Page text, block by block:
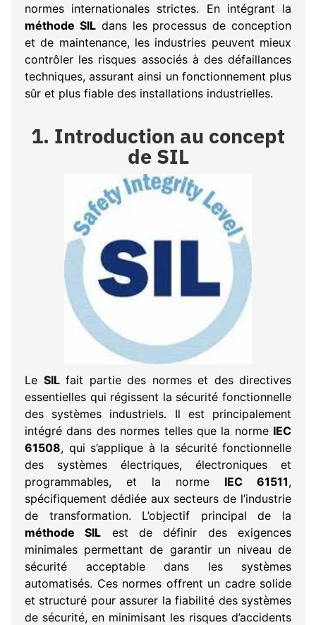
normes internationales strictes. En intégrant la
méthode SILdans les processus de conception
et de maintenance, les industries peuvent mieux
contrôler les risques associés à des défaillances
techniques, assurant ainsi un fonctionnement plus
sûr et plus fiable des installations industrielles.
1. Introduction au concept
de SIL
Le SILfait partie des normes et des directives
essentielles qui régissent la sécurité fonctionnelle
des systèmes industriels. Il est principalement
intégré dans des normes telles que la norme IEC
61508, qui s’applique à la sécurité fonctionnelle
des systèmes électriques, électroniques et
programmables, et la norme IEC 61511,
spécifiquement dédiée aux secteurs de l’industrie
de transformation. L’objectif principal de la
méthode SIL est de définir des exigences
minimales permettant de garantir un niveau de
sécurité acceptable dans les systèmes
automatisés. Ces normes offrent un cadre solide
et structuré pour assurer la fiabilité des systèmes
de sécurité, en minimisant les risques d’accidents